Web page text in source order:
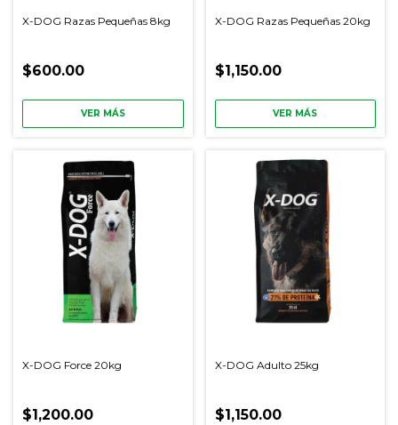
X-DOG Razas Pequeñas 8kg
$600.00
VER MÁS
X-DOG Razas Pequeñas 20kg
$1,150.00
VER MÁS
X-DOG Force 20kg
$1,200.00
X-DOG Adulto 25kg
$1,150.00